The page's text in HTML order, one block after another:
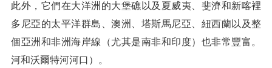
此外，它們在大洋洲的大堡礁以及夏威夷、斐濟和新喀裡
多尼亞的太平洋群島、澳洲、塔斯馬尼亞、紐西蘭以及整
個亞洲和非洲海岸線（尤其是南非和印度）也非常豐富。
河和沃爾特河河口）。